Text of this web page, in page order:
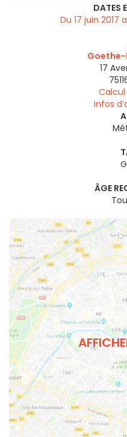
DATES
Du 17 juin 2017
17
Infos
ÂGE